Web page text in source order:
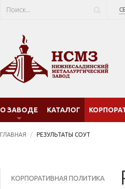
О ЗАВОДЕ КАТАЛОГ
ГЛАВНАЯ РЕЗУЛЬТАТЫ СОУТ
КОРПОРАТИВНАЯ ПОЛИТИКА